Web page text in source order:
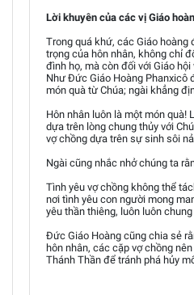
Lời khuyên của các vị Giáo
Trong quá khứ, các Giáo hoàng
trọng của hôn nhân, không chỉ
đình họ, mà còn đối với Giáo
Như Đức Giáo Hoàng Phanxicô
món quà từ Chúa; ngài khẳng
Hôn nhân luôn là một món quà!
dựa trên lòng chung thủy với
vợ chồng dựa trên sự sinh sôi
Ngài cũng nhắc nhở chúng ta
Tình yêu vợ chồng không thể
nơi tình yêu con người mong
yêu thần thiêng, luôn luôn chung
Đức Giáo Hoàng cũng chia sẻ
hôn nhân, các cặp vợ chồng
Thánh Thần để tránh phá hủy